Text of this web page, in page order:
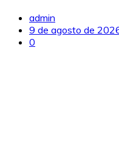
admin
9 de agosto de
0